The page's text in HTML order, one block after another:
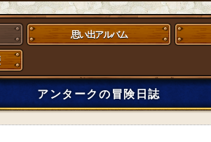
思い出アルバム
アンタークの冒険日誌